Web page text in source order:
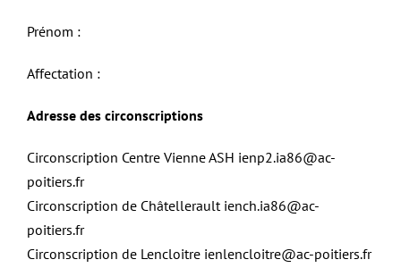
Prénom :
Affectation :
Adresse des circonscriptions
Circonscription Centre Vienne ASH ienp2.ia86@ac-
poitiers.fr
Circonscription de Châtellerault iench.ia86@ac-
poitiers.fr
Circonscription de Lencloitre ienlencloitre@ac-poitiers.fr